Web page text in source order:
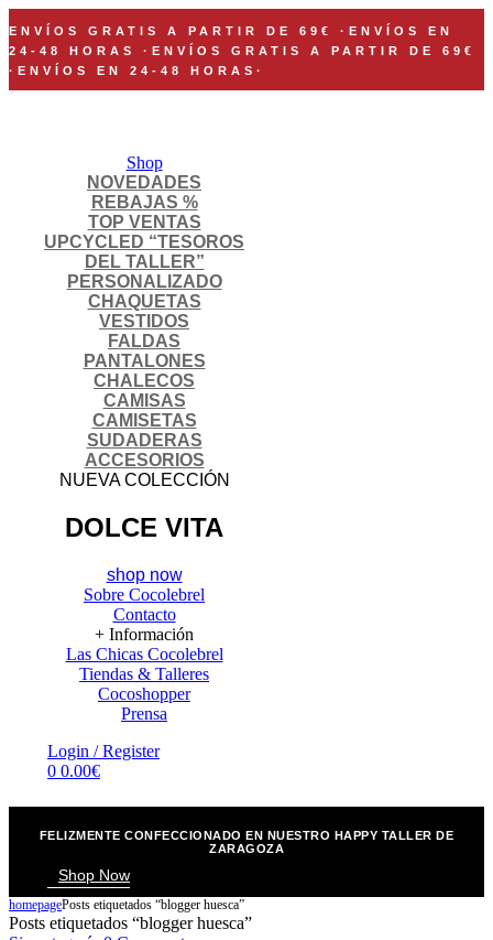
ENVÍOS GRATIS A PARTIR DE 69€ · ENVÍOS EN
24-48 HORAS · ENVÍOS GRATIS A PARTIR DE 69€
· ENVÍOS EN 24-48 HORAS ·
Shop
NOVEDADES
REBAJAS %
TOP VENTAS
UPCYCLED “TESOROS
DEL TALLER”
PERSONALIZADO
CHAQUETAS
VESTIDOS
FALDAS
PANTALONES
CHALECOS
CAMISAS
CAMISETAS
SUDADERAS
ACCESORIOS
NUEVA COLECCIÓN
DOLCE VITA
shop now
Sobre Cocolebrel
Contacto
+ Información
Las Chicas Cocolebrel
Tiendas & Talleres
Cocoshopper
Prensa
Menu
Login / Register
0 0.00€
FELIZMENTE CONFECCIONADO EN NUESTRO HAPPY TALLER DE
ZARAGOZA
Shop Now
homepagePosts etiquetados “blogger huesca”
Posts etiquetados “blogger huesca”